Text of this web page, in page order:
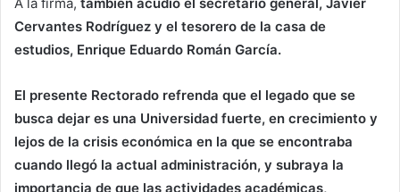
Cervantes Rodríguez y el tesorero de la casa de
estudios, Enrique Eduardo Román García.
El presente Rectorado refrenda que el legado que se
busca dejar es una Universidad fuerte, en crecimiento y
lejos de la crisis económica en la que se encontraba
cuando llegó la actual administración, y subraya la
importancia de que las actividades académicas,